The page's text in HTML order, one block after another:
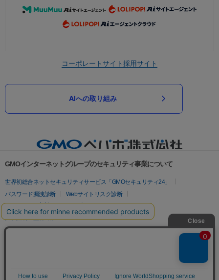
コーポレートサイト採用サイト
AIへの取り組み
GMOインターネットグループのセキュリティ事業について
世界初総合ネットセキュリティサービス「GMOセキュリティ24」
パスワード漏洩診断
Webサイトリスク診断
セキュリティ相談AIチャットボット
実在証明・盗聴対策
サイバー攻撃対策（GMOサイバーセキュリティ byイエラエ）